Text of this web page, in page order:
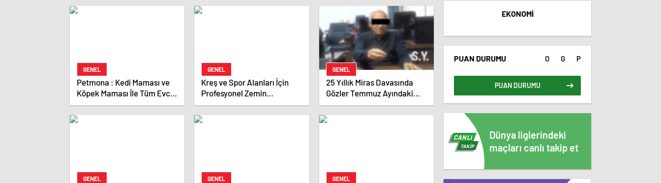
GENEL
Petmona : Kedi Maması ve
Köpek Maması İle Tüm Evcil
Hayvan Ürünleri
GENEL
Kreş ve Spor Alanları İçin
Profesyonel Zemin
Çözümleri
GENEL
25 Yıllık Miras Davasında
Gözler Temmuz Ayındaki
Karar Duruşmasına Çevrildi
GENEL GENEL GENEL
EKONOMI
PUAN DURUMU O G P
PUAN DURUMU
Dünya liglerindeki
maçları canlı takip et
CANLI
TAKİP